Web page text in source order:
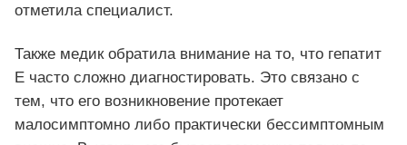
отметила специалист.
Также медик обратила внимание на то, что гепатит
Е часто сложно диагностировать. Это связано с
тем, что его возникновение протекает
малосимптомно либо практически бессимптомным